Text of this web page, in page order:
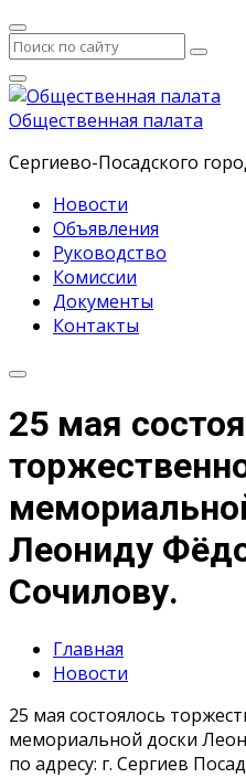
Общественная палата
Сергиево-Посадского
Новости
Объявления
Руководство
Комиссии
Документы
Контакты
25 мая
Леониду
Сочилову.
Главная
Новости
25 мая состоялось
мемориальной доски
по адресу: г. Сергиев